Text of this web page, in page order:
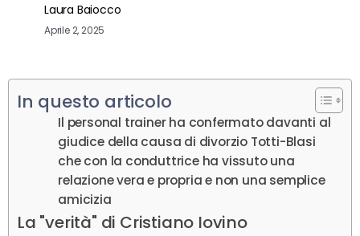
Laura Baiocco
Aprile 2, 2025
In questo articolo
Il personal trainer ha confermato davanti al
giudice della causa di divorzio Totti-Blasi
che con la conduttrice ha vissuto una
relazione vera e propria e non una semplice
amicizia
La "verità" di Cristiano Iovino